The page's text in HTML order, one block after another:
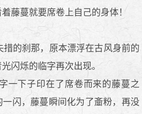
藤蔓就要席卷上自己的身体！
的刹那，原本漂浮在古风身前的
闪烁的临字再次出现。
一下子印在了席卷而来的藤蔓之
一闪，藤蔓瞬间化为了齑粉，再没